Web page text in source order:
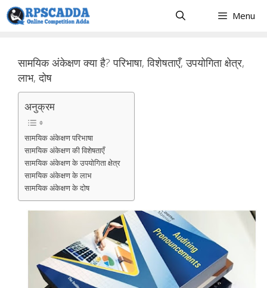
Skip
to
Menu
सामयिक अंकेक्षण क्या है? परिभाषा, विशेषताएँ, उपयोगिता क्षेत्र,
लाभ, दोष
अनुक्रम
सामयिक अंकेक्षण परिभाषा
सामयिक अंकेक्षण की विशेषताएँ
सामयिक अंकेक्षण के उपयोगिता क्षेत्र
सामयिक अंकेक्षण के लाभ
सामयिक अंकेक्षण के दोष